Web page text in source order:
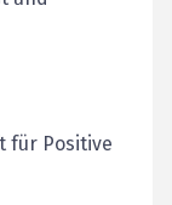
für Positive